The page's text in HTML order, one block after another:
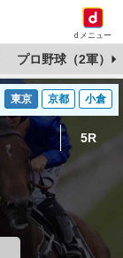
dメニュー
プロ野球（2軍）
東京 京都 小倉
5R